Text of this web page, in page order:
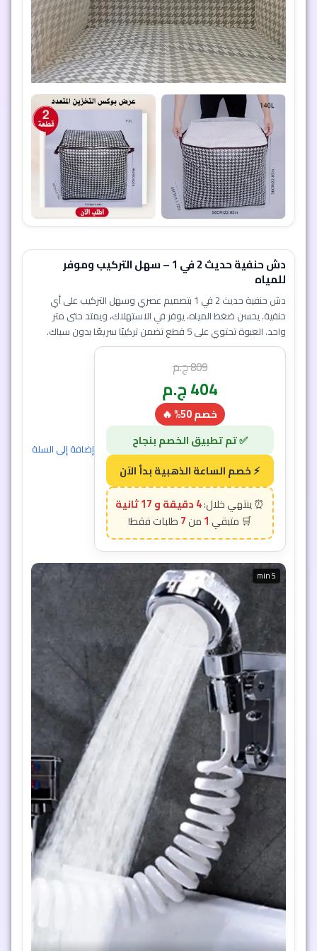
دش حنفية حديث 2 في 1 – سهل التركيب وموفر
للمياه
دش حنفية حديث 2 في 1 بتصميم عصري وسهل التركيب على أي
حنفية. يحسن ضغط المياه، يوفر في الاستهلاك، ويمتد حتى متر
واحد. العبوة تحتوي على 5 قطع تضمن تركيبًا سريعًا بدون سباك.
809ج.م
404ج.م
خصم 50% 🔥
4 دقيقة و 15 ثانية
1
7
إضافة إلى السلة
5 min